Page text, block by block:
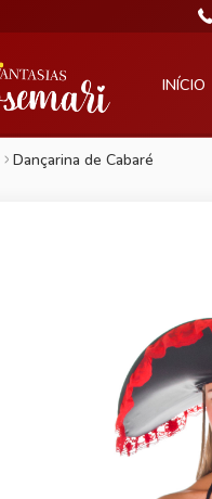
INÍCIO
Dançarina de Cabaré